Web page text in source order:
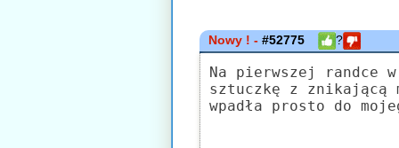
Nowy ! -#52775 ?
Na pierwszej randce
sztuczkę z znikającą
wpadła prosto do